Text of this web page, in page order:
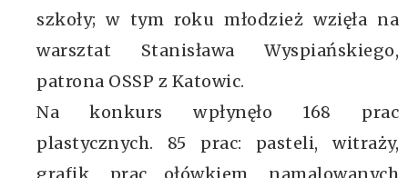
szkoły; w tym roku młodzież wzięła na
warsztat Stanisława Wyspiańskiego,
patrona OSSP z Katowic.
Na konkurs wpłynęło 168 prac
plastycznych. 85 prac: pasteli, witraży,
grafik, prac ołówkiem, namalowanych